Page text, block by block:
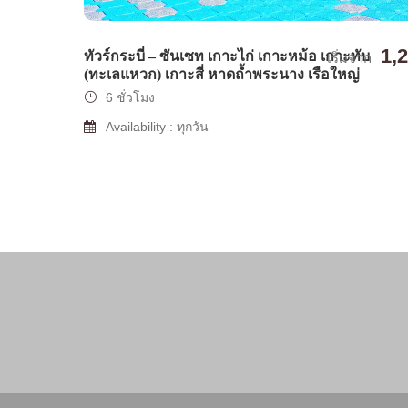
ทัวร์กระบี่ – ซันเซท เกาะไก่ เกาะหม้อ เกาะทับ
(ทะเลแหวก) เกาะสี่ หาดถ้ำพระนาง เรือใหญ่
เริ่มจาก
6 ชั่วโมง
Availability : ทุกวัน